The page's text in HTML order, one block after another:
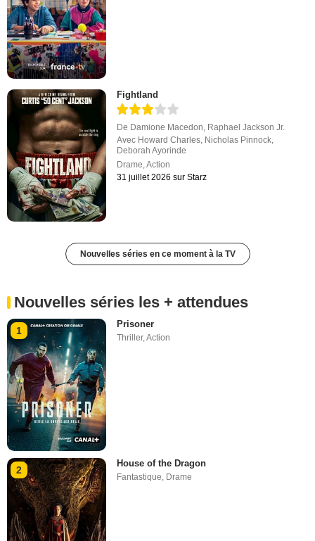
Fightland
De Damione Macedon Raphael Jackson Jr.
Avec Howard Charles Nicholas Pinnock
Deborah Ayorinde
Drame ,Action
31 juillet 2026 sur Starz
Nouvelles séries en ce moment à la TV
Nouvelles séries les + attendues
1
Prisoner
Thriller,Action
2
House of the Dragon
Fantastique, Drame